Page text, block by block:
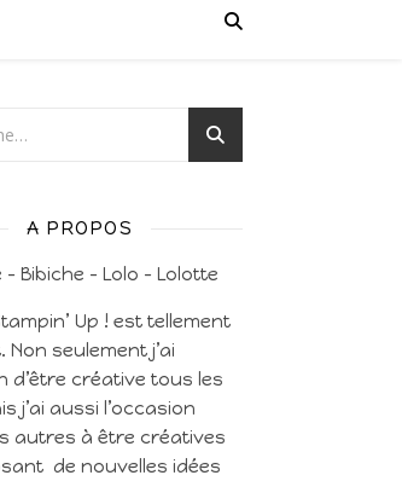
A PROPOS
Bibiche – Lolo – Lolotte
Up ! est tellement
seulement j’ai
d’être créative tous les
j’ai aussi l’occasion
autres à être créatives
de nouvelles idées